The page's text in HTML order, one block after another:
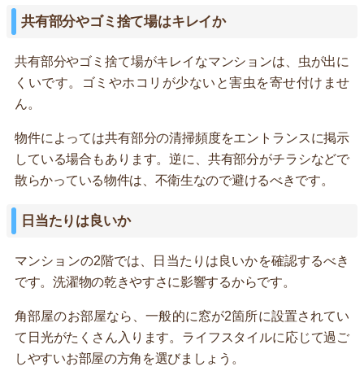
共有部分やゴミ捨て場はキレイか
共有部分やゴミ捨て場がキレイなマンションは、虫が出に
くいです。ゴミやホコリが少ないと害虫を寄せ付けませ
ん。
物件によっては共有部分の清掃頻度をエントランスに掲示
している場合もあります。逆に、共有部分がチラシなどで
散らかっている物件は、不衛生なので避けるべきです。
日当たりは良いか
マンションの2階では、日当たりは良いかを確認するべき
です。洗濯物の乾きやすさに影響するからです。
角部屋のお部屋なら、一般的に窓が2箇所に設置されてい
て日光がたくさん入ります。ライフスタイルに応じて過ご
しやすいお部屋の方角を選びましょう。